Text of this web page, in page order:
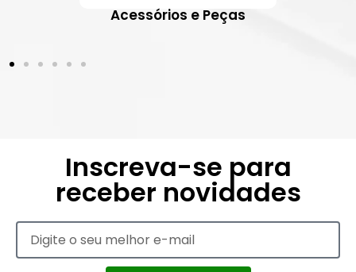
Acessórios e Peças
Inscreva-se para
receber novidades